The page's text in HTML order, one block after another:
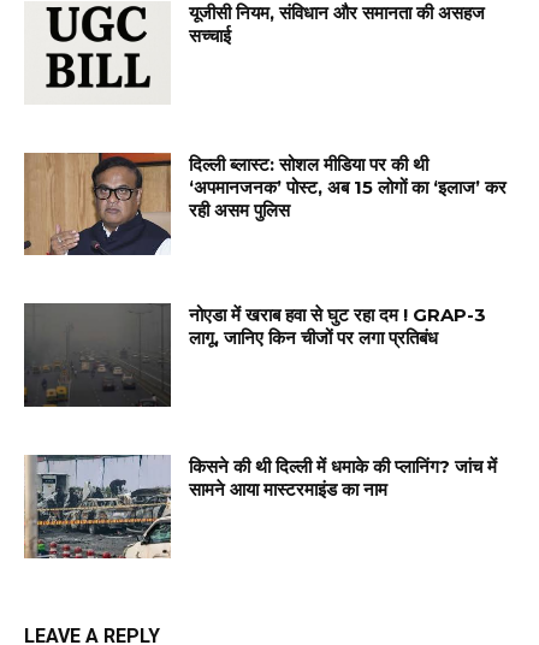
यूजीसी नियम, संविधान और समानता की असहज
सच्चाई
दिल्ली ब्लास्ट: सोशल मीडिया पर की थी
‘अपमानजनक’ पोस्ट, अब 15 लोगों का ‘इलाज’ कर
रही असम पुलिस
नोएडा में खराब हवा से घुट रहा दम ! GRAP-3
लागू, जानिए किन चीजों पर लगा प्रतिबंध
किसने की थी दिल्ली में धमाके की प्लानिंग? जांच में
सामने आया मास्टरमाइंड का नाम
LEAVE A REPLY